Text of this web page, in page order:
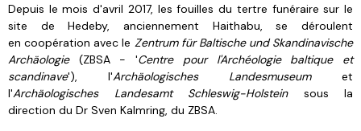
Depuis le mois d'avril 2017, les fouilles du tertre funéraire sur le
site de Hedeby, anciennement Haithabu, se déroulent
en coopération avec le Zentrum für Baltische und Skandinavische
Archäologie(ZBSA - 'Centre pour l'Archéologie baltique et
scandinave'), l'Archäologisches Landesmuseumet
l'Archäologisches Landesamt Schleswig-Holsteinsous la
direction du Dr Sven Kalmring, du ZBSA